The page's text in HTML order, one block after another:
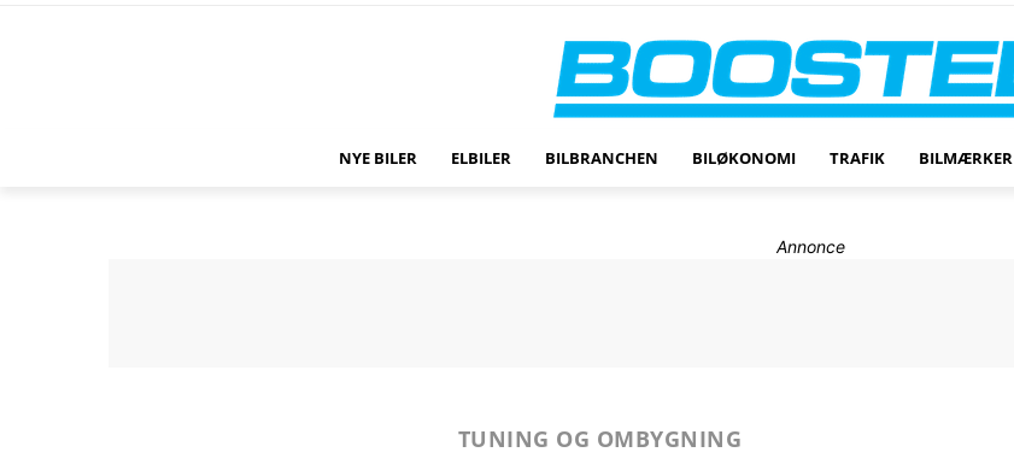
NYE BILER ELBILER BILBRANCHEN BILØKONOMI TRAFIK BILMÆRKER
Annonce
TUNING OG OMBYGNING